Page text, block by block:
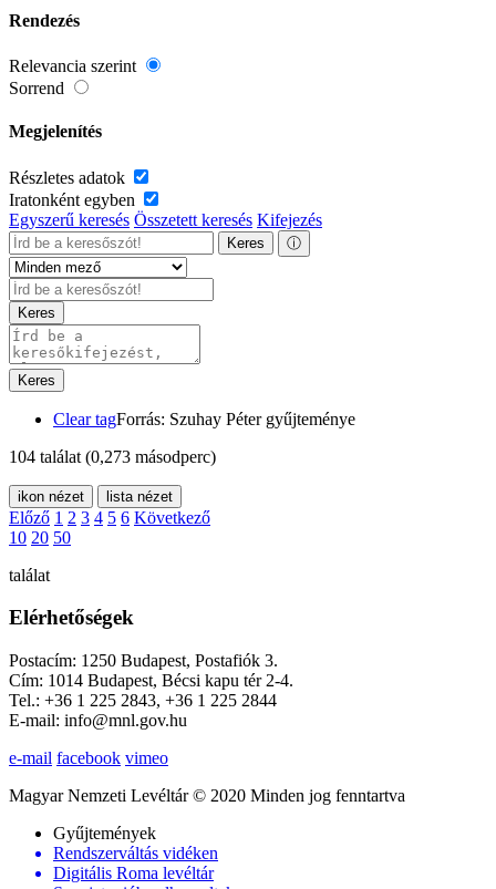
Rendezés
Relevancia szerint
Sorrend
Megjelenítés
Részletes adatok
Iratonként egyben
Egyszerű keresés Összetett keresés Kifejezés
Keres ⓘ
Keres
Keres
Clear tagForrás: Szuhay Péter gyűjteménye
104 találat (0,273 másodperc)
ikon nézet lista nézet
Előző 1 2 3 4 5 6 Következő
10 20 50
találat
Elérhetőségek
Postacím: 1250 Budapest, Postafiók 3.
Cím: 1014 Budapest, Bécsi kapu tér 2-4.
Tel.: +36 1 225 2843, +36 1 225 2844
E-mail: info@mnl.gov.hu
e-mail facebook vimeo
Magyar Nemzeti Levéltár © 2020 Minden jog fenntartva
Gyűjtemények
Rendszerváltás vidéken
Digitális Roma levéltár